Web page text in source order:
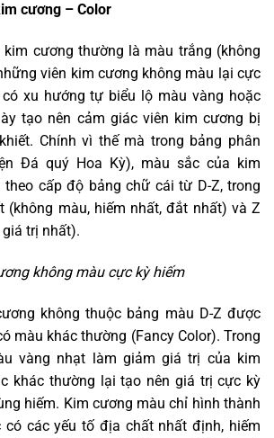
cương – Color
cương thường là màu trắng (không
viên kim cương không màu lại cực
xu hướng tự biểu lộ màu vàng hoặc
tạo nên cảm giác viên kim cương bị
Chính vì thế mà trong bảng phân
Đá quý Hoa Kỳ), màu sắc của kim
cấp độ bảng chữ cái từ D-Z, trong
(không màu, hiếm nhất, đắt nhất) và Z
trị nhất).
không màu cực kỳ hiếm
không thuộc bảng màu D-Z được
màu khác thường (Fancy Color). Trong
vàng nhạt làm giảm giá trị của kim
khác thường lại tạo nên giá trị cực kỳ
hiếm. Kim cương màu chỉ hình thành
các yếu tố địa chất nhất định, hiếm